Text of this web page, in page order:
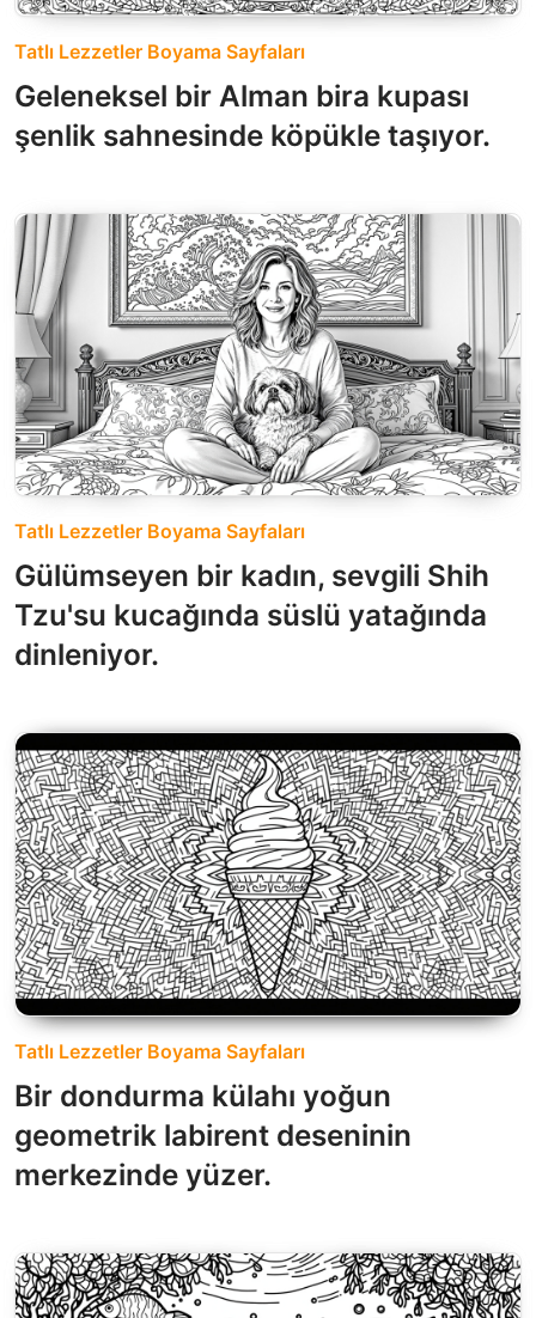
Tatlı Lezzetler Boyama Sayfaları
Geleneksel bir Alman bira kupası
şenlik sahnesinde köpükle taşıyor.
Tatlı Lezzetler Boyama Sayfaları
Gülümseyen bir kadın, sevgili Shih
Tzu'su kucağında süslü yatağında
dinleniyor.
Tatlı Lezzetler Boyama Sayfaları
Bir dondurma külahı yoğun
geometrik labirent deseninin
merkezinde yüzer.